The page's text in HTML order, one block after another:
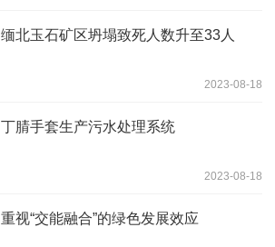
缅北玉石矿区坍塌致死人数升至33人
2023-08-18
丁腈手套生产污水处理系统
2023-08-18
重视“交能融合”的绿色发展效应